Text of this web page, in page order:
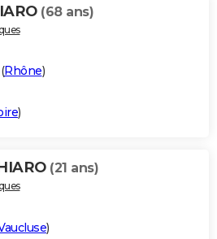
(68 ans)
(Rhône)
)
(21 ans)
)